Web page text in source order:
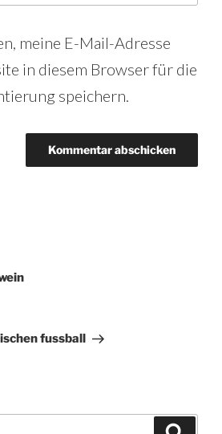
meine E-Mail-Adresse
in diesem Browser für die
speichern.
fussball